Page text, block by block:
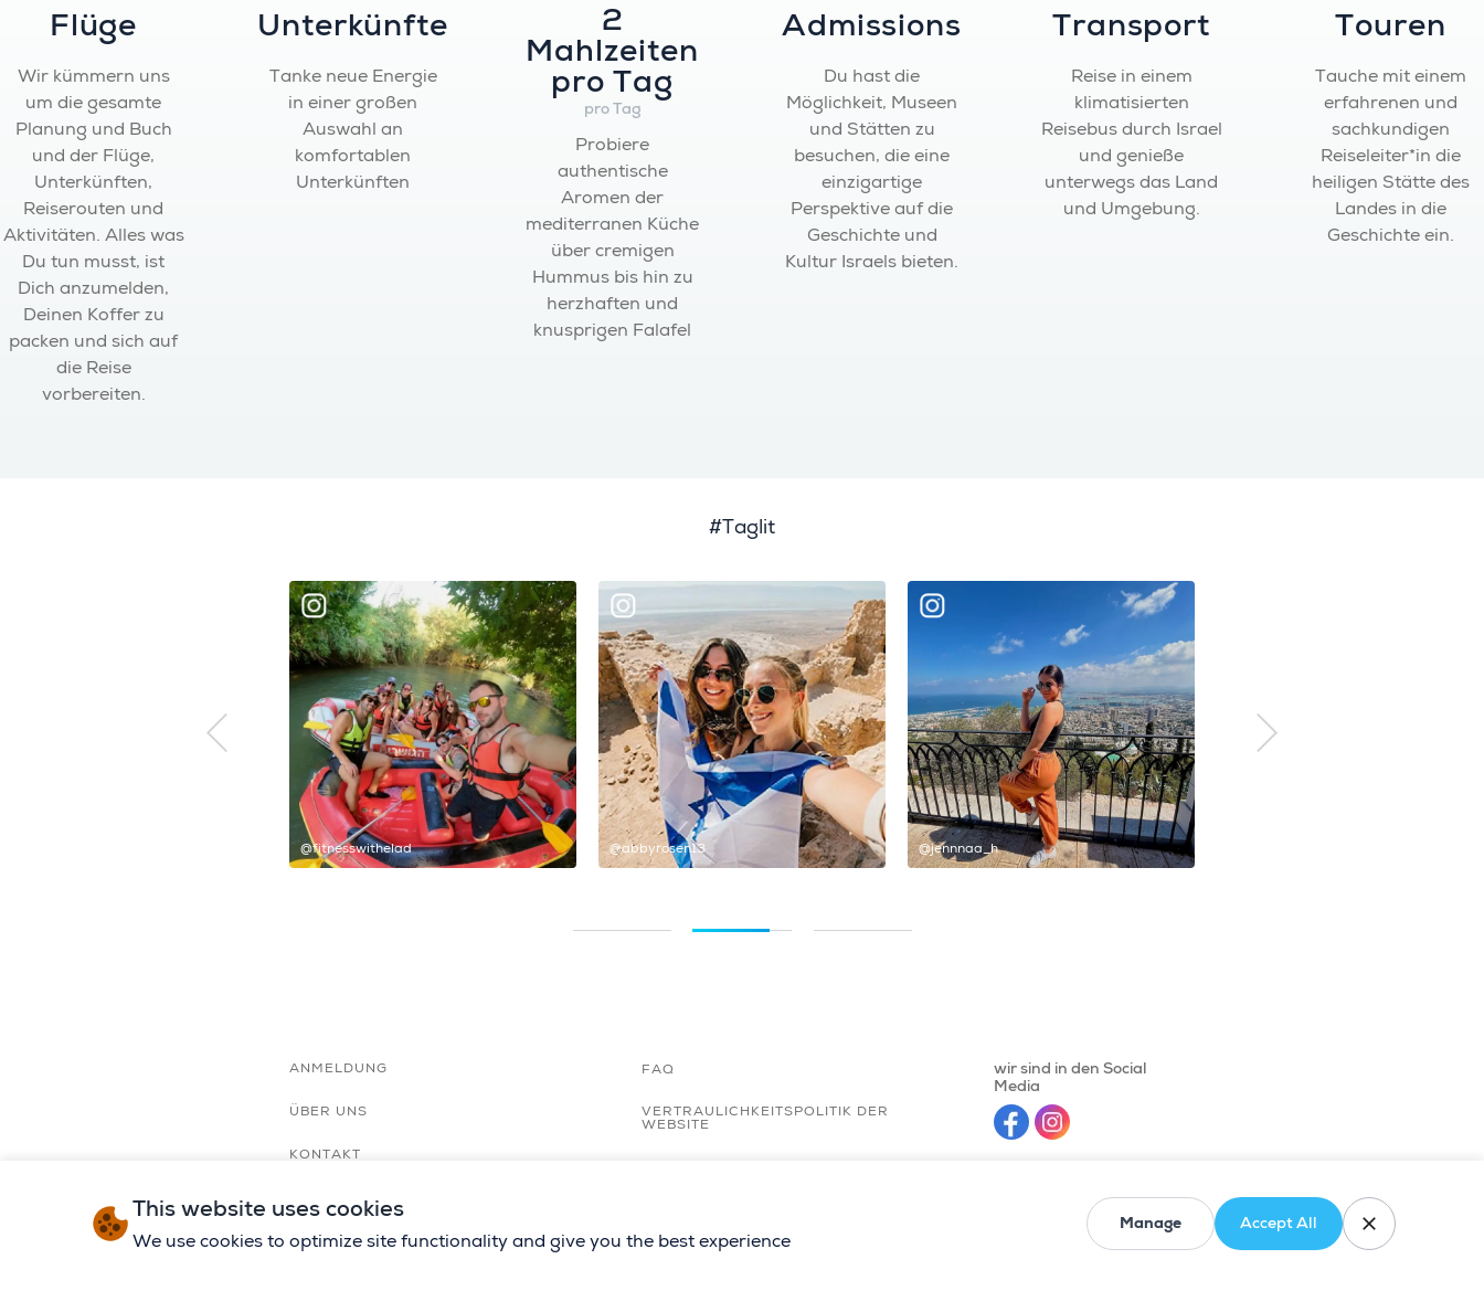
Flüge
Wir kümmern uns
um die gesamte
Planung und Buch
und der Flüge,
Unterkünften,
Reiserouten und
Aktivitäten. Alles was
Du tun musst, ist
Dich anzumelden,
Deinen Koffer zu
packen und sich auf
die Reise
vorbereiten.
Unterkünfte
Tanke neue Energie
in einer großen
Auswahl an
komfortablen
Unterkünften
2
Mahlzeiten
pro Tag
pro Tag
Probiere
authentische
Aromen der
mediterranen Küche
über cremigen
Hummus bis hin zu
herzhaften und
knusprigen Falafel
Admissions
Du hast die
Möglichkeit, Museen
und Stätten zu
besuchen, die eine
einzigartige
Perspektive auf die
Geschichte und
Kultur Israels bieten.
Transport
Reise in einem
klimatisierten
Reisebus durch Israel
und genieße
unterwegs das Land
und Umgebung.
Touren
Tauche mit einem
erfahrenen und
sachkundigen
Reiseleiter*in die
heiligen Stätte des
Landes in die
Geschichte ein.
#Taglit
@fitnesswithelad @abbyrosen13 @jennnaa_h
ANMELDUNG
ÜBER UNS
KONTAKT
REISEVERANSTALTER
FAQ
VERTRAULICHKEITSPOLITIK DER
WEBSITE
wir sind in den Social
Media
Compie
This website uses cookies
We use cookies to optimize site functionality and give you the best experience
Manage Accept All close